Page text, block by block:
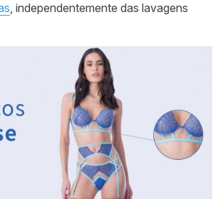
, independentemente das lavagens